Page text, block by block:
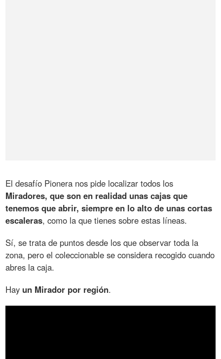
El desafío Pionera nos pide localizar todos los
Miradores, que son en realidad unas cajas que
tenemos que abrir, siempre en lo alto de unas cortas
escaleras, como la que tienes sobre estas líneas.
Sí, se trata de puntos desde los que observar toda la
zona, pero el coleccionable se considera recogido cuando
abres la caja.
Hay un Mirador por región.